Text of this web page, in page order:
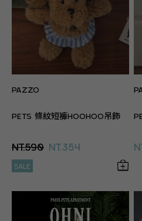
PAZZO
PETS 條紋短褲HOOHOO吊飾
NT.590 NT.354
SALE